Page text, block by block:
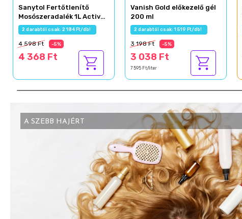
Sanytol Fertőtlenítő
Mosószeradalék 1L Active
Fresh
2 darabtól csak: 2 184 Ft/db!
4 598 Ft -5%
4 368 Ft
Vanish Gold előkezelő gél
200 ml
2 darabtól csak: 1 519 Ft/db!
3 198 Ft -5%
3 038 Ft
7 595 Ft/liter
A SZEBB HAJÉRT